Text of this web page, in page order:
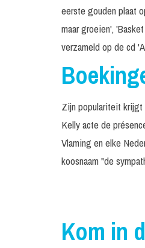
eerste gouden plaat
maar groeien',
verzameld op de cd
Zijn populariteit
Kelly acte de
Vlaming en elke
koosnaam "de
Kom in